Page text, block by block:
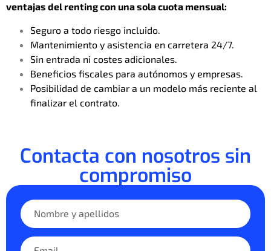
ventajas del renting con una sola cuota mensual:
Seguro a todo riesgo incluido.
Mantenimiento y asistencia en carretera 24/7.
Sin entrada ni costes adicionales.
Beneficios fiscales para autónomos y empresas.
Posibilidad de cambiar a un modelo más reciente al
finalizar el contrato.
Contacta con nosotros sin
compromiso